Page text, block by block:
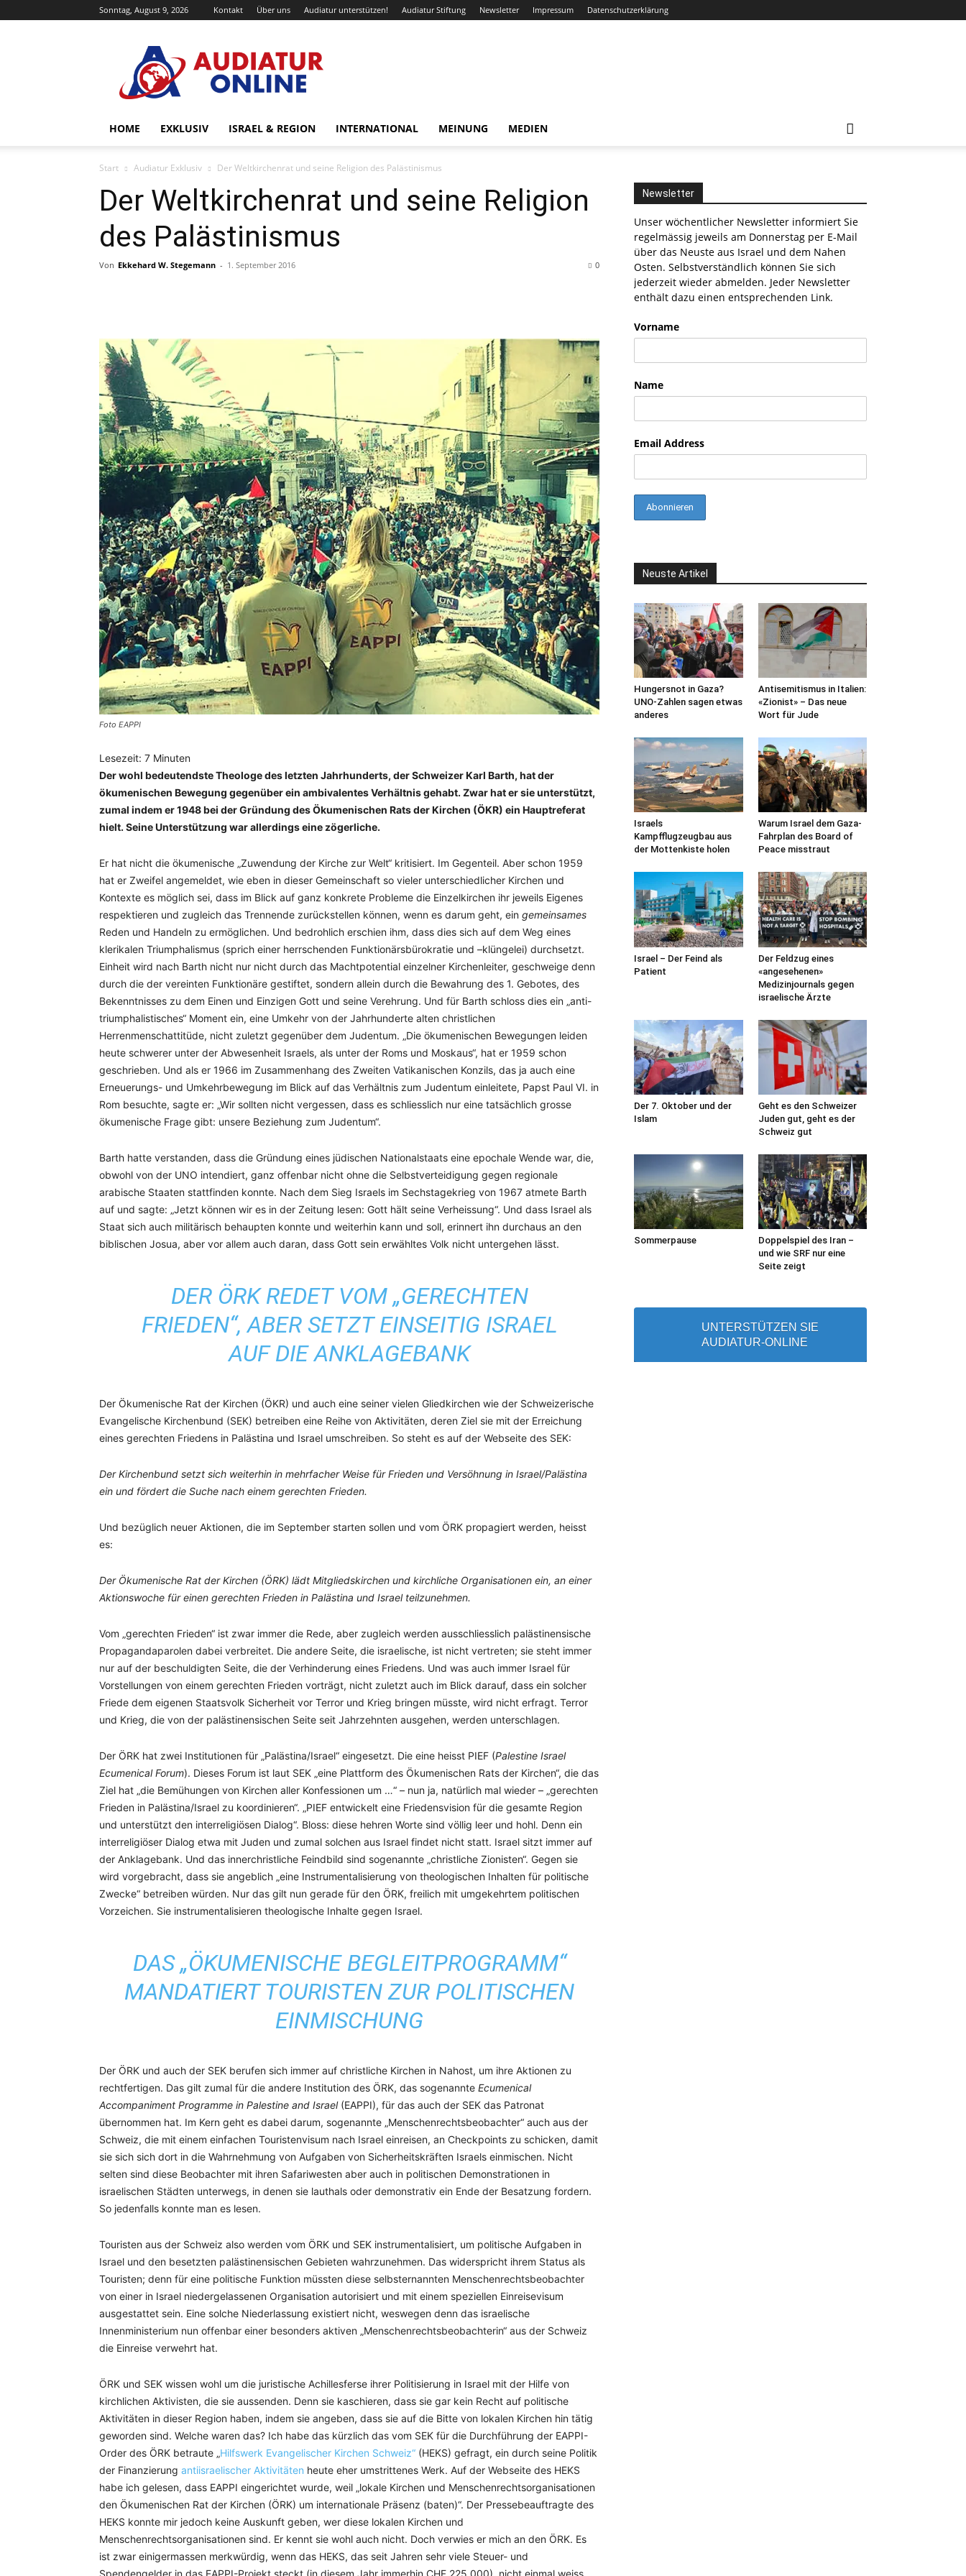
Sonntag, August 9, 2026 Kontakt Über uns Audiatur unterstützen! Audiatur Stiftung Newsletter Impressum Datenschutzerklärung
Online
HOME EXKLUSIV ISRAEL & REGION INTERNATIONAL MEINUNG MEDIEN
Start Audiatur Exklusiv Der Weltkirchenrat und seine Religion des Palästinismus
Der Weltkirchenrat und seine Religion
des Palästinismus
Von Ekkehard W. Stegemann - 1. September 2016 0
Linkedin
Foto EAPPI
Lesezeit: 7 Minuten
Der wohl bedeutendste Theologe des letzten Jahrhunderts, der Schweizer Karl Barth, hat der
ökumenischen Bewegung gegenüber ein ambivalentes Verhältnis gehabt. Zwar hat er sie unterstützt,
zumal indem er 1948 bei der Gründung des Ökumenischen Rats der Kirchen (ÖKR) ein Hauptreferat
hielt. Seine Unterstützung war allerdings eine zögerliche.
Er hat nicht die ökumenische „Zuwendung der Kirche zur Welt“ kritisiert. Im Gegenteil. Aber schon 1959
hat er Zweifel angemeldet, wie eben in dieser Gemeinschaft so vieler unterschiedlicher Kirchen und
Kontexte es möglich sei, dass im Blick auf ganz konkrete Probleme die Einzelkirchen ihr jeweils Eigenes
respektieren und zugleich das Trennende zurückstellen können, wenn es darum geht, ein gemeinsames
Reden und Handeln zu ermöglichen. Und bedrohlich erschien ihm, dass dies sich auf dem Weg eines
klerikalen Triumphalismus (sprich einer herrschenden Funktionärsbürokratie und –klüngelei) durchsetzt.
Einheit wird nach Barth nicht nur nicht durch das Machtpotential einzelner Kirchenleiter, geschweige denn
durch die der vereinten Funktionäre gestiftet, sondern allein durch die Bewahrung des 1. Gebotes, des
Bekenntnisses zu dem Einen und Einzigen Gott und seine Verehrung. Und für Barth schloss dies ein „anti-
triumphalistisches“ Moment ein, eine Umkehr von der Jahrhunderte alten christlichen
Herrenmenschattitüde, nicht zuletzt gegenüber dem Judentum. „Die ökumenischen Bewegungen leiden
heute schwerer unter der Abwesenheit Israels, als unter der Roms und Moskaus“, hat er 1959 schon
geschrieben. Und als er 1966 im Zusammenhang des Zweiten Vatikanischen Konzils, das ja auch eine
Erneuerungs- und Umkehrbewegung im Blick auf das Verhältnis zum Judentum einleitete, Papst Paul VI. in
Rom besuchte, sagte er: „Wir sollten nicht vergessen, dass es schliesslich nur eine tatsächlich grosse
ökumenische Frage gibt: unsere Beziehung zum Judentum“.
Barth hatte verstanden, dass die Gründung eines jüdischen Nationalstaats eine epochale Wende war, die,
obwohl von der UNO intendiert, ganz offenbar nicht ohne die Selbstverteidigung gegen regionale
arabische Staaten stattfinden konnte. Nach dem Sieg Israels im Sechstagekrieg von 1967 atmete Barth
auf und sagte: „Jetzt können wir es in der Zeitung lesen: Gott hält seine Verheissung“. Und dass Israel als
Staat sich auch militärisch behaupten konnte und weiterhin kann und soll, erinnert ihn durchaus an den
biblischen Josua, aber vor allem auch daran, dass Gott sein erwähltes Volk nicht untergehen lässt.
DER ÖRK REDET VOM „GERECHTEN
FRIEDEN“, ABER SETZT EINSEITIG ISRAEL
AUF DIE ANKLAGEBANK
Der Ökumenische Rat der Kirchen (ÖKR) und auch eine seiner vielen Gliedkirchen wie der Schweizerische
Evangelische Kirchenbund (SEK) betreiben eine Reihe von Aktivitäten, deren Ziel sie mit der Erreichung
eines gerechten Friedens in Palästina und Israel umschreiben. So steht es auf der Webseite des SEK:
Der Kirchenbund setzt sich weiterhin in mehrfacher Weise für Frieden und Versöhnung in Israel/Palästina
ein und fördert die Suche nach einem gerechten Frieden.
Und bezüglich neuer Aktionen, die im September starten sollen und vom ÖRK propagiert werden, heisst
es:
Der Ökumenische Rat der Kirchen (ÖRK) lädt Mitgliedskirchen und kirchliche Organisationen ein, an einer
Aktionswoche für einen gerechten Frieden in Palästina und Israel teilzunehmen.
Vom „gerechten Frieden“ ist zwar immer die Rede, aber zugleich werden ausschliesslich palästinensische
Propagandaparolen dabei verbreitet. Die andere Seite, die israelische, ist nicht vertreten; sie steht immer
nur auf der beschuldigten Seite, die der Verhinderung eines Friedens. Und was auch immer Israel für
Vorstellungen von einem gerechten Frieden vorträgt, nicht zuletzt auch im Blick darauf, dass ein solcher
Friede dem eigenen Staatsvolk Sicherheit vor Terror und Krieg bringen müsste, wird nicht erfragt. Terror
und Krieg, die von der palästinensischen Seite seit Jahrzehnten ausgehen, werden unterschlagen.
Der ÖRK hat zwei Institutionen für „Palästina/Israel“ eingesetzt. Die eine heisst PIEF (Palestine Israel
Ecumenical Forum). Dieses Forum ist laut SEK „eine Plattform des Ökumenischen Rats der Kirchen“, die das
Ziel hat „die Bemühungen von Kirchen aller Konfessionen um …“ – nun ja, natürlich mal wieder – „gerechten
Frieden in Palästina/Israel zu koordinieren“. „PIEF entwickelt eine Friedensvision für die gesamte Region
und unterstützt den interreligiösen Dialog“. Bloss: diese hehren Worte sind völlig leer und hohl. Denn ein
interreligiöser Dialog etwa mit Juden und zumal solchen aus Israel findet nicht statt. Israel sitzt immer auf
der Anklagebank. Und das innerchristliche Feindbild sind sogenannte „christliche Zionisten“. Gegen sie
wird vorgebracht, dass sie angeblich „eine Instrumentalisierung von theologischen Inhalten für politische
Zwecke“ betreiben würden. Nur das gilt nun gerade für den ÖRK, freilich mit umgekehrtem politischen
Vorzeichen. Sie instrumentalisieren theologische Inhalte gegen Israel.
DAS „ÖKUMENISCHE BEGLEITPROGRAMM“
MANDATIERT TOURISTEN ZUR POLITISCHEN
EINMISCHUNG
Der ÖRK und auch der SEK berufen sich immer auf christliche Kirchen in Nahost, um ihre Aktionen zu
rechtfertigen. Das gilt zumal für die andere Institution des ÖRK, das sogenannte Ecumenical
Accompaniment Programme in Palestine and Israel(EAPPI), für das auch der SEK das Patronat
übernommen hat. Im Kern geht es dabei darum, sogenannte „Menschenrechtsbeobachter“ auch aus der
Schweiz, die mit einem einfachen Touristenvisum nach Israel einreisen, an Checkpoints zu schicken, damit
sie sich sich dort in die Wahrnehmung von Aufgaben von Sicherheitskräften Israels einmischen. Nicht
selten sind diese Beobachter mit ihren Safariwesten aber auch in politischen Demonstrationen in
israelischen Städten unterwegs, in denen sie lauthals oder demonstrativ ein Ende der Besatzung fordern.
So jedenfalls konnte man es lesen.
Touristen aus der Schweiz also werden vom ÖRK und SEK instrumentalisiert, um politische Aufgaben in
Israel und den besetzten palästinensischen Gebieten wahrzunehmen. Das widerspricht ihrem Status als
Touristen; denn für eine politische Funktion müssten diese selbsternannten Menschenrechtsbeobachter
von einer in Israel niedergelassenen Organisation autorisiert und mit einem speziellen Einreisevisum
ausgestattet sein. Eine solche Niederlassung existiert nicht, weswegen denn das israelische
Innenministerium nun offenbar einer besonders aktiven „Menschenrechtsbeobachterin“ aus der Schweiz
die Einreise verwehrt hat.
ÖRK und SEK wissen wohl um die juristische Achillesferse ihrer Politisierung in Israel mit der Hilfe von
kirchlichen Aktivisten, die sie aussenden. Denn sie kaschieren, dass sie gar kein Recht auf politische
Aktivitäten in dieser Region haben, indem sie angeben, dass sie auf die Bitte von lokalen Kirchen hin tätig
geworden sind. Welche waren das? Ich habe das kürzlich das vom SEK für die Durchführung der EAPPI-
Order des ÖRK betraute „Hilfswerk Evangelischer Kirchen Schweiz“ (HEKS) gefragt, ein durch seine Politik
der Finanzierung antiisraelischer Aktivitäten heute eher umstrittenes Werk. Auf der Webseite des HEKS
habe ich gelesen, dass EAPPI eingerichtet wurde, weil „­lokale ­Kirchen und Menschenrechtsorganisationen
den Ökumenischen Rat der Kirchen (ÖRK) um internationale Präsenz (baten)“. Der Pressebeauftragte des
HEKS konnte mir jedoch keine Auskunft geben, wer diese lokalen Kirchen und
Menschenrechtsorganisationen sind. Er kennt sie wohl auch nicht. Doch verwies er mich an den ÖRK. Es
ist zwar einigermassen merkwürdig, wenn das HEKS, das seit Jahren sehr viele Steuer- und
Spendengelder in das EAPPI-Projekt steckt (in diesem Jahr immerhin CHF 225.000), nicht einmal weiss,
Newsletter
Unser wöchentlicher Newsletter informiert Sie
regelmässig jeweils am Donnerstag per E-Mail
über das Neuste aus Israel und dem Nahen
Osten. Selbstverständlich können Sie sich
jederzeit wieder abmelden. Jeder Newsletter
enthält dazu einen entsprechenden Link.
Vorname
Name
Email Address
Neuste Artikel
Hungersnot in Gaza?
UNO-Zahlen sagen etwas
anderes
Antisemitismus in Italien:
«Zionist» – Das neue
Wort für Jude
Israels
Kampfflugzeugbau aus
der Mottenkiste holen
Warum Israel dem Gaza-
Fahrplan des Board of
Peace misstraut
Israel – Der Feind als
Patient
Der Feldzug eines
«angesehenen»
Medizinjournals gegen
israelische Ärzte
Der 7. Oktober und der
Islam
Geht es den Schweizer
Juden gut, geht es der
Schweiz gut
Sommerpause
Doppelspiel des Iran –
und wie SRF nur eine
Seite zeigt
UNTERSTÜTZEN SIE
AUDIATUR-ONLINE